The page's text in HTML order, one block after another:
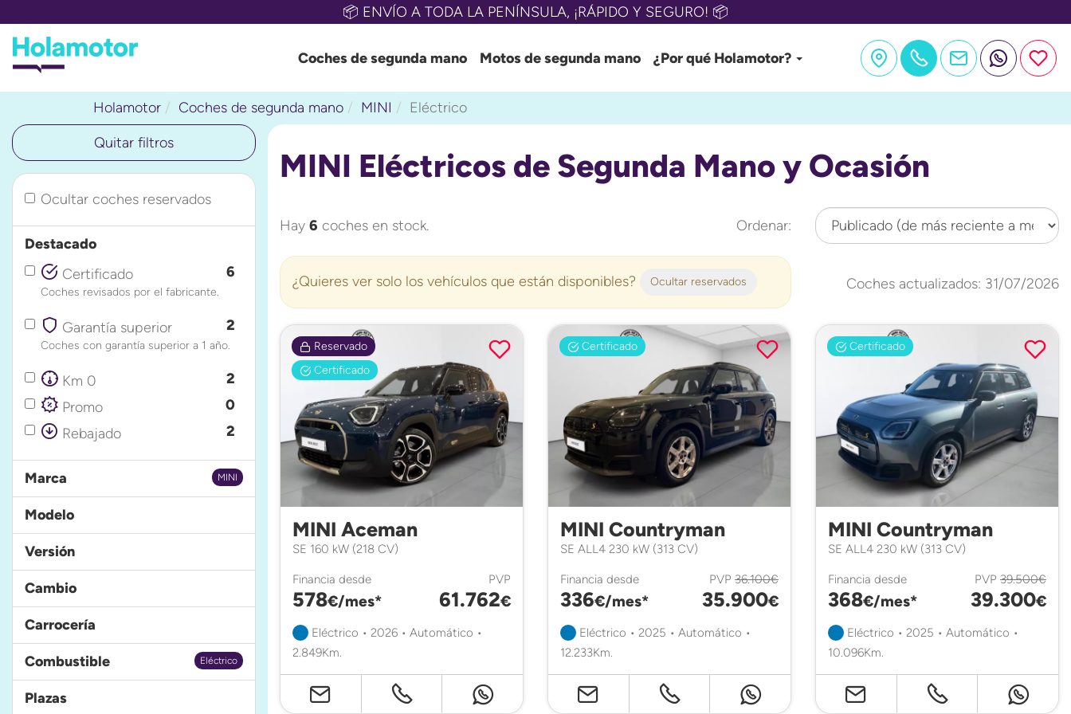
📦 ENVÍO A TODA LA PENÍNSULA, ¡RÁPIDO Y SEGURO! 📦
Coches de segunda mano Motos de segunda mano ¿Por qué Holamotor?
Holamotor Coches de segunda mano MINI Eléctrico
MINI Eléctricos de Segunda Mano y Ocasión
Hay 6 coches en stock. Ordenar:
¿Quieres ver solo los vehículos que están disponibles? Ocultar reservados Coches actualizados: 31/07/2026
Reservado
Certificado
MINI Aceman
SE 160 kW (218 CV)
Financia desde
578€/mes*
PVP
61.762€
Eléctrico • 2026 • Automático •
2.849Km.
Certificado
MINI Countryman
SE ALL4 230 kW (313 CV)
Financia desde
336€/mes*
PVP 36.100€
35.900€
Eléctrico • 2025 • Automático •
12.233Km.
Certificado
MINI Countryman
SE ALL4 230 kW (313 CV)
Financia desde
368€/mes*
PVP 39.500€
39.300€
Eléctrico • 2025 • Automático •
10.096Km.
Quitar filtros
Ocultar coches reservados
Destacado
Certificado
6
Coches revisados por el fabricante.
Garantía superior 2
Coches con garantía superior a 1 año.
Km 0
2
Promo
0
Rebajado
2
MINI
Marca
Modelo
Versión
Cambio
Carrocería
Eléctrico
Combustible
Plazas